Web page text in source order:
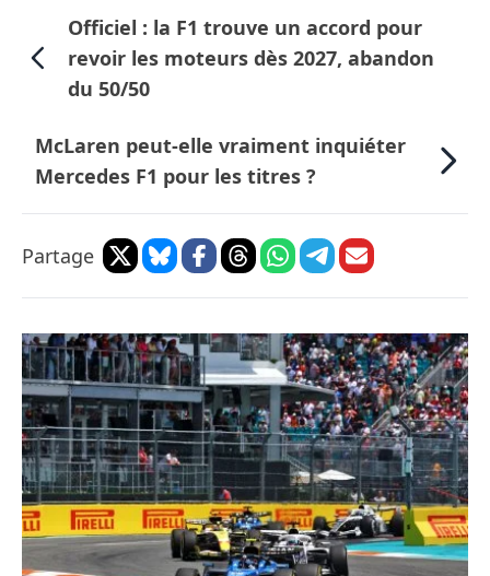
Officiel : la F1 trouve un accord pour
revoir les moteurs dès 2027, abandon
du 50/50
McLaren peut-elle vraiment inquiéter
Mercedes F1 pour les titres ?
Partage